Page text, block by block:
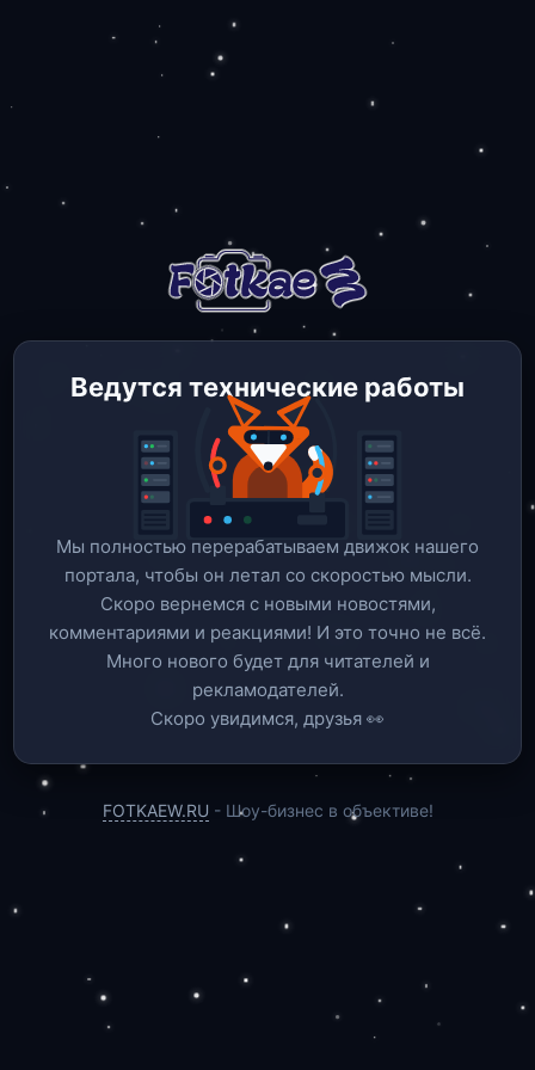
Ведутся технические работы
Мы полностью перерабатываем движок нашего
портала, чтобы он летал со скоростью мысли.
Скоро вернемся c новыми новостями,
комментариями и реакциями! И это точно не всё.
Много нового будет для читателей и
рекламодателей.
Скоро увидимся, друзья 👀
FOTKAEW.RU - Шоу-бизнес в объективе!